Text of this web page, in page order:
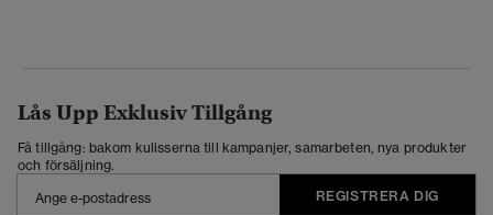
Lås Upp Exklusiv Tillgång
Få tillgång: bakom kulisserna till kampanjer, samarbeten, nya produkter
och försäljning.
REGISTRERA DIG